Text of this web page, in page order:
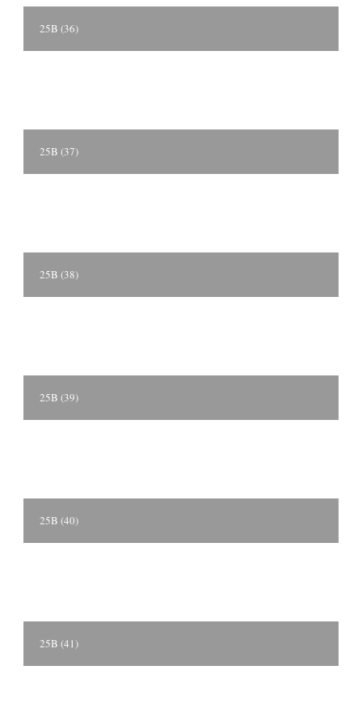
25B (36)
25B (37)
25B (38)
25B (39)
25B (40)
25B (41)